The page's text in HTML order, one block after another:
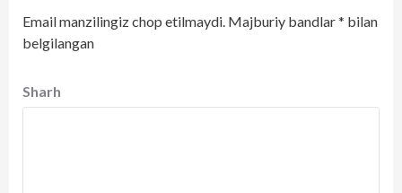
Email manzilingiz chop etilmaydi. Majburiy bandlar* bilan
belgilangan
Sharh